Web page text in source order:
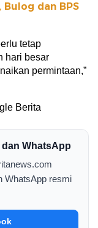
Bulog dan BPS
tetap
hari besar
permintaan,”
Berita
dan WhatsApp
WhatsApp resmi